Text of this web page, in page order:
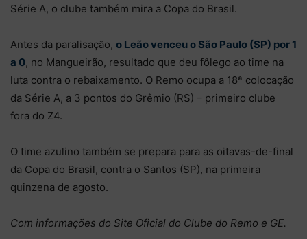
Série A, o clube também mira a Copa do Brasil.
Antes da paralisação, o Leão venceu o São Paulo (SP) por 1
a 0, no Mangueirão, resultado que deu fôlego ao time na
luta contra o rebaixamento. O Remo ocupa a 18ª colocação
da Série A, a 3 pontos do Grêmio (RS) – primeiro clube
fora do Z4.
O time azulino também se prepara para as oitavas-de-final
da Copa do Brasil, contra o Santos (SP), na primeira
quinzena de agosto.
Com informações do Site Oficial do Clube do Remo e GE.